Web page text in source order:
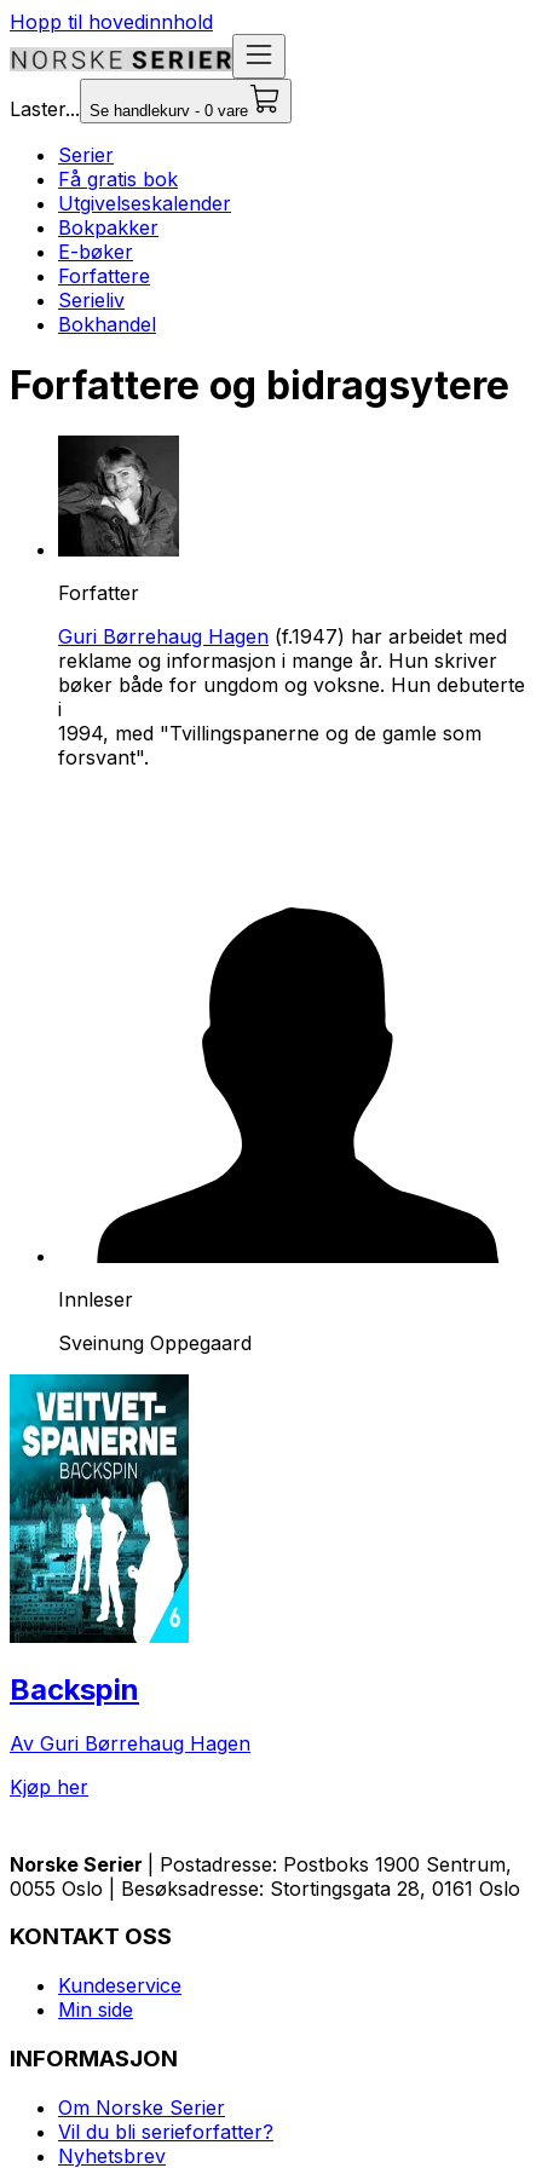
Hopp til hovedinnhold
Laster... Se handlekurv - 0 vare
Serier
Få gratis bok
Utgivelseskalender
Bokpakker
E-bøker
Forfattere
Serieliv
Bokhandel
Forfattere og bidragsytere
Forfatter
Guri Børrehaug Hagen (f.1947) har arbeidet med
reklame og informasjon i mange år. Hun skriver
bøker både for ungdom og voksne. Hun debuterte
i
1994, med "Tvillingspanerne og de gamle som
forsvant".
Innleser
Sveinung Oppegaard
Backspin
Av Guri Børrehaug Hagen
Kjøp her
Norske Serier
| Postadresse: Postboks 1900 Sentrum,
0055 Oslo | Besøksadresse: Stortingsgata 28, 0161 Oslo
KONTAKT OSS
Kundeservice
Min side
INFORMASJON
Om Norske Serier
Vil du bli serieforfatter?
Nyhetsbrev